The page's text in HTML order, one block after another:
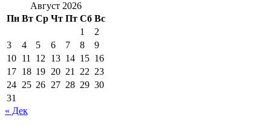
Август 2026
Пн Вт Ср Чт Пт Сб Вс
1
2
3
4 5 6 7 8
9
10 11 12 13 14 15 16
17 18 19 20 21 22 23
24 25 26 27 28 29 30
31
« Дек